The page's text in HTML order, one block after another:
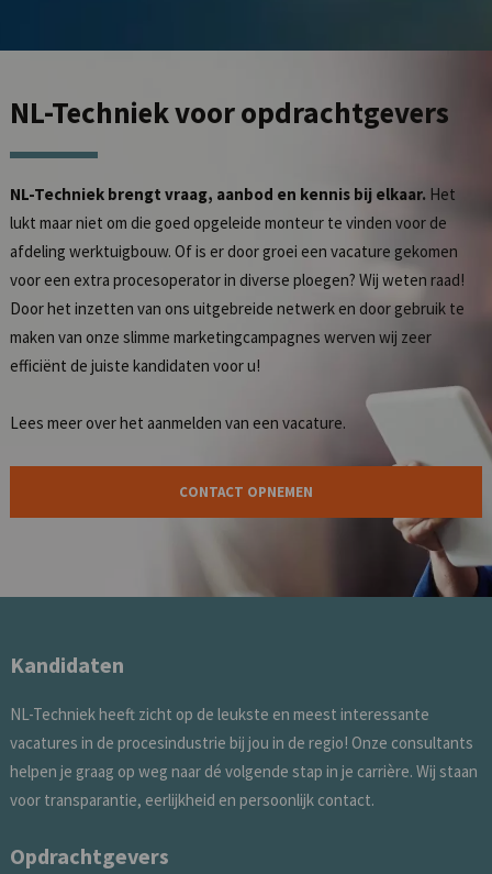
NL-Techniekvoor opdrachtgevers
NL-Techniek brengt vraag, aanbod en kennis bij elkaar. Het
lukt maar niet om die goed opgeleide monteur te vinden voor de
afdeling werktuigbouw. Of is er door groei een vacature gekomen
voor een extra procesoperator in diverse ploegen? Wij weten raad!
Door het inzetten van ons uitgebreide netwerk en door gebruik te
maken van onze slimme marketingcampagnes werven wij zeer
efficiënt de juiste kandidaten voor u!
Lees meer over het aanmelden van een vacature.
CONTACT OPNEMEN
Kandidaten
NL-Techniek heeft zicht op de leukste en meest interessante
vacatures in de procesindustrie bij jou in de regio! Onze consultants
helpen je graag op weg naar dé volgende stap in je carrière. Wij staan
voor transparantie, eerlijkheid en persoonlijk contact.
Opdrachtgevers